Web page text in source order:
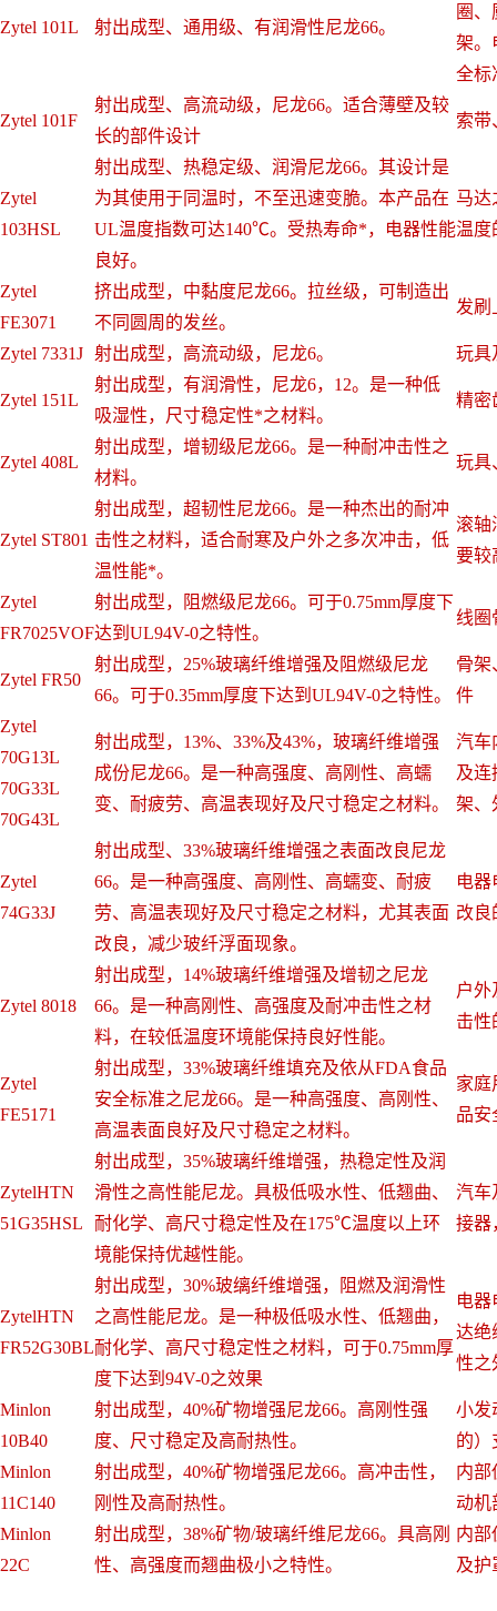
Zytel 101L 射出成型、通用级、有润滑性尼龙66。
圈、
架。
全
Zytel 101F
射出成型、高流动级，尼龙66。适合薄壁及较
长的部件设计
索带
Zytel
103HSL
射出成型、热稳定级、润滑尼龙66。其设计是
为其使用于同温时，不至迅速变脆。本产品在
UL温度指数可达140℃。受热寿命*，电器性能
良好。
马达
温度
Zytel
FE3071
挤出成型，中黏度尼龙66。拉丝级，可制造出
不同圆周的发丝。
发刷
Zytel 7331J 射出成型，高流动级，尼龙6。 玩具
Zytel 151L
射出成型，有润滑性，尼龙6，12。是一种低
吸湿性，尺寸稳定性*之材料。
精密
Zytel 408L
射出成型，增韧级尼龙66。是一种耐冲击性之
材料。
玩具
Zytel ST801
射出成型，超韧性尼龙66。是一种杰出的耐冲
击性之材料，适合耐寒及户外之多次冲击，低
温性能*。
滚轴
要较
Zytel
FR7025VOF
射出成型，阻燃级尼龙66。可于0.75mm厚度下
达到UL94V-0之特性。
线圈
Zytel FR50
射出成型，25%玻璃纤维增强及阻燃级尼龙
66。可于0.35mm厚度下达到UL94V-0之特性。
骨架
件
Zytel
70G13L
70G33L
70G43L
射出成型，13%、33%及43%，玻璃纤维增强
成份尼龙66。是一种高强度、高刚性、高蠕
变、耐疲劳、高温表现好及尺寸稳定之材料。
汽车
及连
架、
Zytel
74G33J
射出成型、33%玻璃纤维增强之表面改良尼龙
66。是一种高强度、高刚性、高蠕变、耐疲
劳、高温表现好及尺寸稳定之材料，尤其表面
改良，减少玻纤浮面现象。
电器
改良
Zytel 8018
射出成型，14%玻璃纤维增强及增韧之尼龙
66。是一种高刚性、高强度及耐冲击性之材
料，在较低温度环境能保持良好性能。
户外
击性
Zytel
FE5171
射出成型，33%玻璃纤维填充及依从FDA食品
安全标准之尼龙66。是一种高强度、高刚性、
高温表面良好及尺寸稳定之材料。
家庭
品安
ZytelHTN
51G35HSL
射出成型，35%玻璃纤维增强，热稳定性及润
滑性之高性能尼龙。具极低吸水性、低翘曲、
耐化学、高尺寸稳定性及在175℃温度以上环
境能保持优越性能。
汽车
接器
ZytelHTN
FR52G30BL
射出成型，30%玻缡纤维增强，阻燃及润滑性
之高性能尼龙。是一种极低吸水性、低翘曲，
耐化学、高尺寸稳定性之材料，可于0.75mm厚
度下达到94V-0之效果
电器
达绝
性之
Minlon
10B40
射出成型，40%矿物增强尼龙66。高刚性强
度、尺寸稳定及高耐热性。
小发
的）
Minlon
11C140
射出成型，40%矿物增强尼龙66。高冲击性，
刚性及高耐热性。
内部
动机
Minlon
22C
射出成型，38%矿物/玻璃纤维尼龙66。具高刚
性、高强度而翘曲极小之特性。
内部
及护